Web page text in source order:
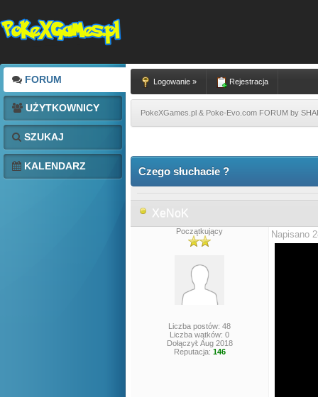
FORUM
UŻYTKOWNICY
SZUKAJ
KALENDARZ
Logowanie » Rejestracja
PokeXGames.pl & Poke-Evo.com FORUM by
Czego słuchacie ?
XeNoK
Początkujący
Liczba postów: 48
Liczba wątków: 0
Dołączył: Aug 2018
Reputacja: 146
Napisano